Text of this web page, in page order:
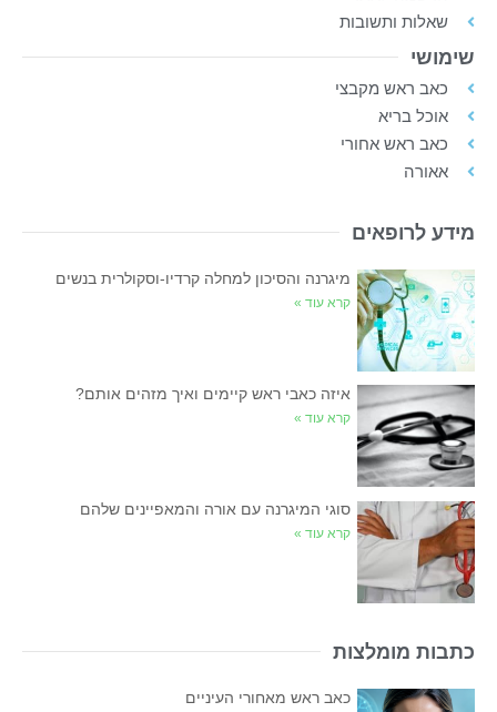
שאלות ותשובות
שימושי
כאב ראש מקבצי
אוכל בריא
כאב ראש אחורי
אאורה
מידע לרופאים
מיגרנה והסיכון למחלה קרדיו-וסקולרית בנשים
קרא עוד »
איזה כאבי ראש קיימים ואיך מזהים אותם?
קרא עוד »
סוגי המיגרנה עם אורה והמאפיינים שלהם
קרא עוד »
כתבות מומלצות
כאב ראש מאחורי העיניים